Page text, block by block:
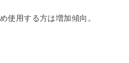
使用する方は増加傾向。